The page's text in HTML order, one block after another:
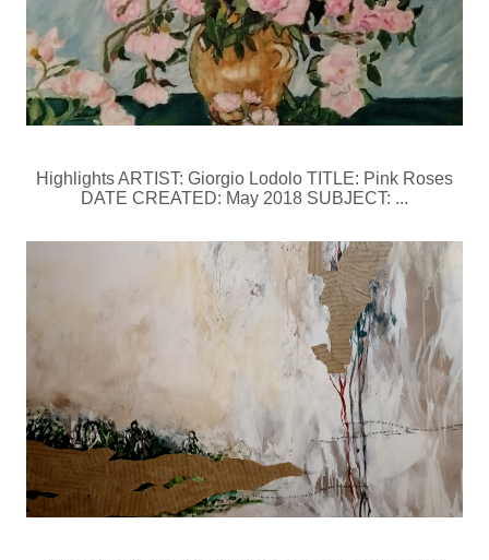
Highlights ARTIST: Giorgio Lodolo TITLE: Pink Roses
DATE CREATED: May 2018 SUBJECT: ...